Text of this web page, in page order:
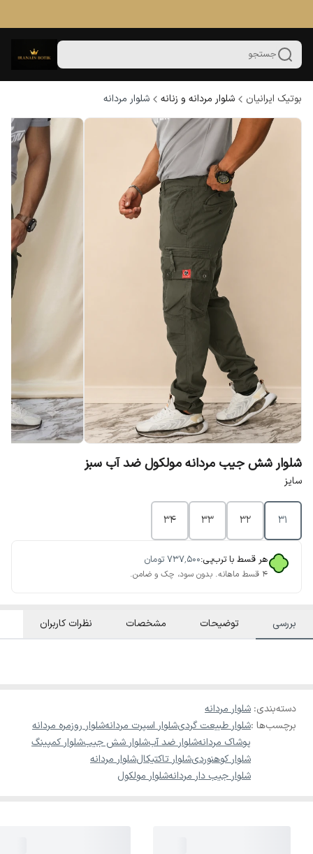
جستجو
بوتیک ایرانیان شلوار مردانه و زنانه شلوار مردانه
شلوار شش جیب مردانه مولکول ضد آب سبز
سایز
31
32
33
34
هر قسط با ترب‌پی:۷۳۷٬۵۰۰ تومان
۴ قسط ماهانه. بدون سود، چک و ضامن.
بررسی توضیحات مشخصات نظرات کاربران
دسته‌بندی: شلوار مردانه
برچسب‌ها :شلوار طبیعت گردیشلوار اسپرت مردانهشلوار روزمره مردانه
پوشاک مردانهشلوار ضد آبشلوار شش جیبشلوار کمپینگ
شلوار کوهنوردیشلوار تاکتیکالشلوار مردانه
شلوار جیب دار مردانهشلوار مولکول